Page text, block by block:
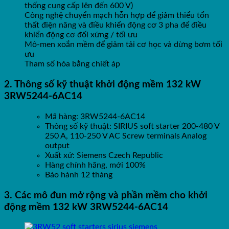
thống cung cấp lên đến 600 V)
Công nghệ chuyển mạch hỗn hợp để giảm thiểu tổn
thất điện năng và điều khiển động cơ 3 pha để điều
khiển động cơ đối xứng / tối ưu
Mô-men xoắn mềm để giảm tải cơ học và dừng bơm tối
ưu
Tham số hóa bằng chiết áp
2. Thông số kỹ thuật khởi động mềm 132 kW
3RW5244-6AC14
Mã hàng: 3RW5244-6AC14
Thông số kỹ thuật: SIRIUS soft starter 200-480 V
250 A, 110-250 V AC Screw terminals Analog
output
Xuất xứ: Siemens Czech Republic
Hàng chính hãng, mới 100%
Bảo hành 12 tháng
3. Các mô đun mở rộng và phần mềm cho khởi
động mềm 132 kW 3RW5244-6AC14